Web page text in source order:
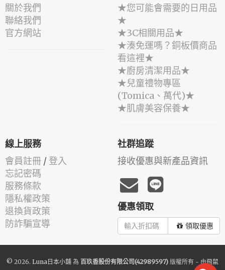
關於我們
聯絡我們
官方網站
★您可能會需要的日用品
★
★3C相關用品★
★湊免運嗎？銅板價商品
看這裡★
★廚房清潔用品★
★兒童禮物專區
(Tomica、萬代)★
★肌膚美容保養★
線上服務
會員註冊 / 登入
忘記密碼
服務條款
隱私權政策
退換貨政策
防詐騙宣導
社群追蹤
接收優惠與新產品資訊
優惠領取
領取優惠
© 2026. Luna日本小舖 為 百玖香股份有限公司(42989597) 版權所有 - 由飛鼠